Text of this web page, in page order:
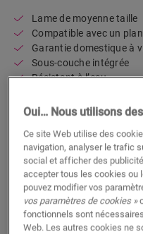
Lame de moyenne taille
Compatible avec un
Garantie domestique à
Sous-couche intégrée
Résistant à l’eau
Trouvez un
vous
Vous brûlez
vous posez des
revendeur Quick-Step à
Oui… Nous utilisons
Ce site Web utilise des
navigation, analyser le trafic
social et afficher des
accepter tous les cookies ou
pouvez modifier vos
vos paramètres de cookies »
fonctionnels sont
Web. Les autres cookies ne